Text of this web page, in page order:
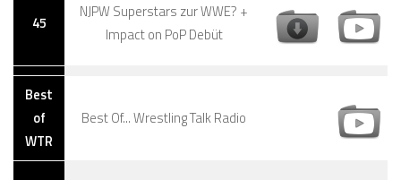
45
NJPW Superstars zur WWE? +
Impact on PoP Debüt
Best
of
WTR
Best Of... Wrestling Talk Radio